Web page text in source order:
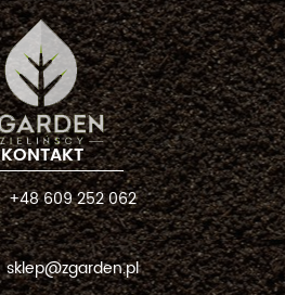
KONTAKT
+48 609 252 062
sklep@zgarden.pl